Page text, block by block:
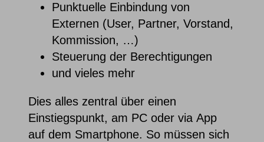
Punktuelle Einbindung von
Externen (User, Partner, Vorstand,
Kommission, …)
Steuerung der Berechtigungen
und vieles mehr
Dies alles zentral über einen
Einstiegspunkt, am PC oder via App
auf dem Smartphone. So müssen sich